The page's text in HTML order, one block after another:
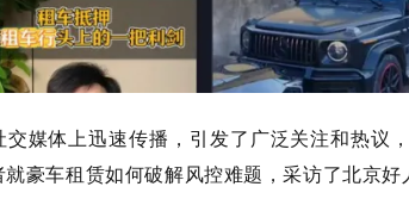
交媒体上迅速传播，引发了广泛关注和热议
就豪车租赁如何破解风控难题，采访了北京